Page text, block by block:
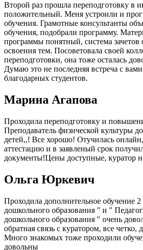
Второй раз прошла переподготовку в
положительный. Меня устроили и
обучения. Грамотные консультанты
обучения, подобрали программу.
программы понятный, система зачетов
освоения тем. Посоветовала своей
переподготовки, она тоже осталась
Думаю это не последняя встреча с
благодарных студентов.
Марина Агапова
Проходила переподготовку и
Преподаватель физической культуры
детей,,! Все хорошо! Отучилась
аттестацию и в заявленый срок
документы!Цены доступные, куратор
Ольга Юркевич
Проходила дополнительное обучение 2
дошкольного образования " и "
дошкольного образования " очень
обратная связь с куратором, все четко,
Много знакомых тоже проходили
довольны